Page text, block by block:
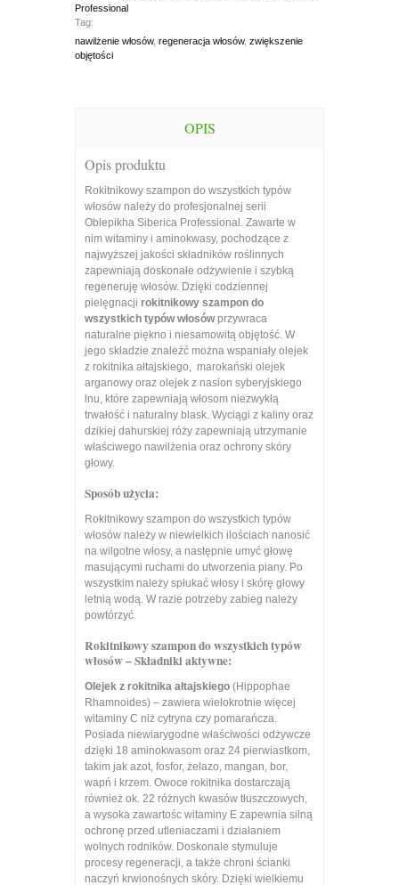
Professional
Tag:
nawilżenie włosów, regeneracja włosów, zwiększenie
objętości
OPIS
Opis produktu
Rokitnikowy szampon do wszystkich typów
włosów należy do profesjonalnej serii
Oblepikha Siberica Professional. Zawarte w
nim witaminy i aminokwasy, pochodzące z
najwyższej jakości składników roślinnych
zapewniają doskonałe odżywienie i szybką
regeneruję włosów. Dzięki codziennej
pielęgnacji rokitnikowy szampon do
wszystkich typów włosówprzywraca
naturalne piękno i niesamowitą objętość. W
jego składzie znaleźć można wspaniały olejek
z rokitnika ałtajskiego, marokański olejek
arganowy oraz olejek z nasion syberyjskiego
lnu, które zapewniają włosom niezwykłą
trwałość i naturalny blask. Wyciągi z kaliny oraz
dzikiej dahurskiej róży zapewniają utrzymanie
właściwego nawilżenia oraz ochrony skóry
głowy.
Sposób użycia:
Rokitnikowy szampon do wszystkich typów
włosów należy w niewielkich ilościach nanosić
na wilgotne włosy, a następnie umyć głowę
masującymi ruchami do utworzenia piany. Po
wszystkim należy spłukać włosy i skórę głowy
letnią wodą. W razie potrzeby zabieg należy
powtórzyć.
Rokitnikowy szampon do wszystkich typów
włosów – Składniki aktywne:
Olejek z rokitnika ałtajskiego (Hippophae
Rhamnoides) – zawiera wielokrotnie więcej
witaminy C niż cytryna czy pomarańcza.
Posiada niewiarygodne właściwości odżywcze
dzięki 18 aminokwasom oraz 24 pierwiastkom,
takim jak azot, fosfor, żelazo, mangan, bor,
wapń i krzem. Owoce rokitnika dostarczają
również ok. 22 różnych kwasów tłuszczowych,
a wysoka zawartośc witaminy E zapewnia silną
ochronę przed utleniaczami i działaniem
wolnych rodników. Doskonale stymuluje
procesy regeneracji, a także chroni ścianki
naczyń krwionośnych skóry. Dzięki wielkiemu